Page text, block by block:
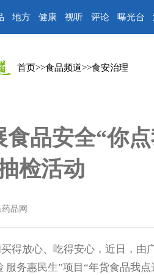
地方 健康 视听 评论 曝光台
首页>>食品频道>>食安治理
品安全“你
检活动
品网
放心、吃得安心，近日，由
务惠民生”项目“年货食品我